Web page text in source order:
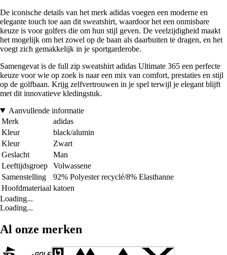
De iconische details van het merk adidas voegen een moderne en
elegante touch toe aan dit sweatshirt, waardoor het een onmisbare
keuze is voor golfers die om hun stijl geven. De veelzijdigheid maakt
het mogelijk om het zowel op de baan als daarbuiten te dragen, en het
voegt zich gemakkelijk in je sportgarderobe.
Samengevat is de full zip sweatshirt adidas Ultimate 365 een perfecte
keuze voor wie op zoek is naar een mix van comfort, prestaties en stijl
op de golfbaan. Krijg zelfvertrouwen in je spel terwijl je elegant blijft
met dit innovatieve kledingstuk.
Aanvullende informatie
Merk
adidas
Kleur
black/alumin
Kleur
Zwart
Geslacht
Man
Leeftijdsgroep
Volwassene
Samenstelling
92% Polyester recyclé/8% Elasthanne
Hoofdmateriaal katoen
Loading...
Loading...
Al onze merken